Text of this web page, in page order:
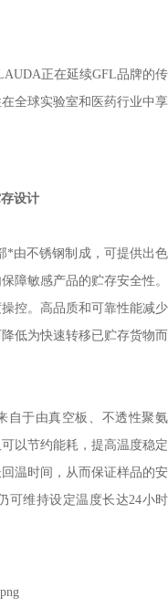
正在延续GFL品牌的传
全球实验室和医药行业中享
设计
*由不锈钢制成，可提供出色
障敏感产品的贮存安全性。
控。高品质和可靠性能减少
低为快速转移已贮存货物而
自于由真空板、不透性聚氨
以节约能耗，提高温度稳定
温时间，从而保证样品的安
可维持设定温度长达24小时